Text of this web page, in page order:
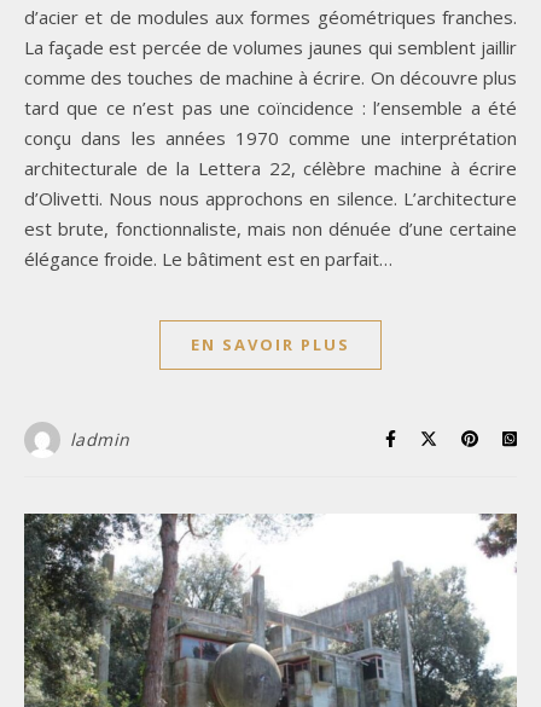
d’acier et de modules aux formes géométriques franches.
La façade est percée de volumes jaunes qui semblent jaillir
comme des touches de machine à écrire. On découvre plus
tard que ce n’est pas une coïncidence : l’ensemble a été
conçu dans les années 1970 comme une interprétation
architecturale de la Lettera 22, célèbre machine à écrire
d’Olivetti. Nous nous approchons en silence. L’architecture
est brute, fonctionnaliste, mais non dénuée d’une certaine
élégance froide. Le bâtiment est en parfait…
EN SAVOIR PLUS
ladmin